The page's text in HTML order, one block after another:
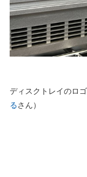
マーケ×ITの今がよく分
ITエンジニア向け専門
企業向けIT製品の総合サ
製造業のIT導入・活用を
ディスクトレイのロ
る さん）